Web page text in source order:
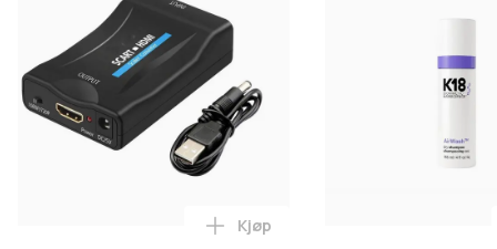
Legg SCART til HDMI-omformer
Kjøp